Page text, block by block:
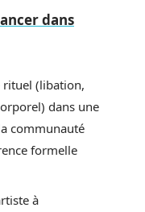
dans
rituel (libation,
dans une
communauté
formelle
à